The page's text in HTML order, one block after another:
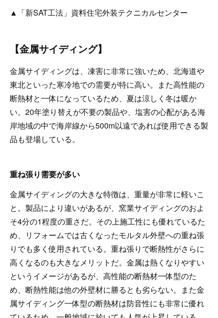
▲「新SAT工法」資料住宅外装テクニカルセンター
【金属サイディング】
金属サイディングは、凍害に非常に強いため、北海道や
東北といった寒冷地での需要が特に高い。また高性能の
断熱材と一体になっているため、夏は涼しく冬は暖か
い。20年塗り替えが不要の製品や、塩害の心配がある海
岸地域の中で海岸線から500m以遠であれば使用できる製
品も登場している。
重ね張り需要が多い
金属サイディングの大きな特徴は、重量が非常に軽いこ
と。製品により違いがあるが、窯業サイディングのおよ
そ4分の1程度の重さだ。その上施工性にも優れているた
め、リフォームでは古くなったモルタル外壁への重ね張
りでも多く使用されている。重ね張りで断熱性がさらに
高くなるのも大きなメリットだ。金属は熱くなりやすい
というイメージがあるが、高性能の断熱材一体型のた
め、断熱性能は他の外壁材に勝るとも劣らない。また金
属サイディング一体型の断熱材は防音性にも非常に優れ